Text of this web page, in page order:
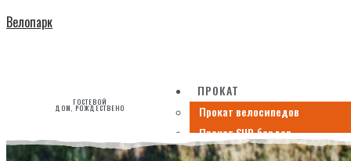
Велопарк
ГОСТЕВОЙ
ДОМ, РОЖДЕСТВЕНО
ПРОКАТ
Прокат велосипедов
Прокат SUP-бордов
ПРОЖИВАНИЕ